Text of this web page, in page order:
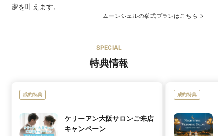
夢を叶えます。
ムーンシェルの挙式プランはこちら
SPECIAL
特典情報
成約特典
ケリーアン大阪サロンご来店
キャンペーン
成約特典